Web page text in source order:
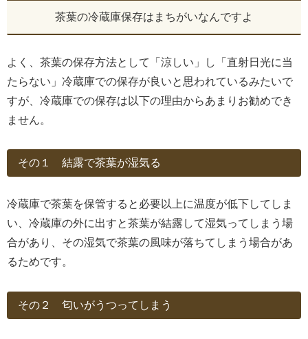
茶葉の冷蔵庫保存はまちがいなんですよ
よく、茶葉の保存方法として「涼しい」し「直射日光に当
たらない」冷蔵庫での保存が良いと思われているみたいで
すが、冷蔵庫での保存は以下の理由からあまりお勧めでき
ません。
その１ 結露で茶葉が湿気る
冷蔵庫で茶葉を保管すると必要以上に温度が低下してしま
い、冷蔵庫の外に出すと茶葉が結露して湿気ってしまう場
合があり、その湿気で茶葉の風味が落ちてしまう場合があ
るためです。
その２ 匂いがうつってしまう